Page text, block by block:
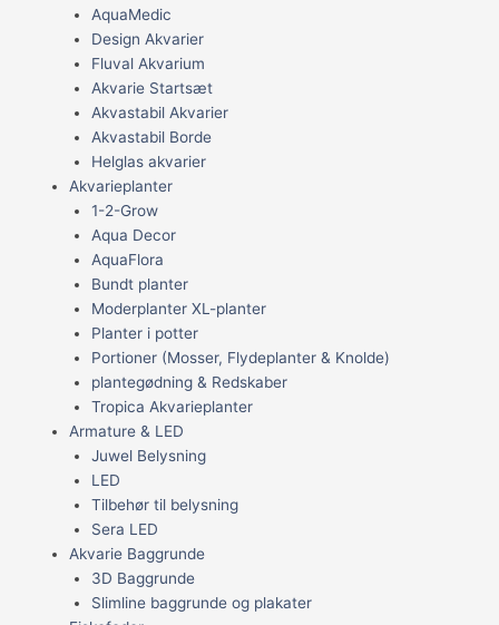
AquaMedic
Design Akvarier
Fluval Akvarium
Akvarie Startsæt
Akvastabil Akvarier
Akvastabil Borde
Helglas akvarier
Akvarieplanter
1-2-Grow
Aqua Decor
AquaFlora
Bundt planter
Moderplanter XL-planter
Planter i potter
Portioner (Mosser, Flydeplanter & Knolde)
plantegødning & Redskaber
Tropica Akvarieplanter
Armature & LED
Juwel Belysning
LED
Tilbehør til belysning
Sera LED
Akvarie Baggrunde
3D Baggrunde
Slimline baggrunde og plakater